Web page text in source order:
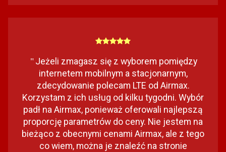
" Jeżeli zmagasz się z wyborem pomiędzy
internetem mobilnym a stacjonarnym,
zdecydowanie polecam LTE od Airmax.
Korzystam z ich usług od kilku tygodni. Wybór
padł na Airmax, ponieważ oferowali najlepszą
proporcję parametrów do ceny. Nie jestem na
bieżąco z obecnymi cenami Airmax, ale z tego
co wiem, można je znaleźć na stronie